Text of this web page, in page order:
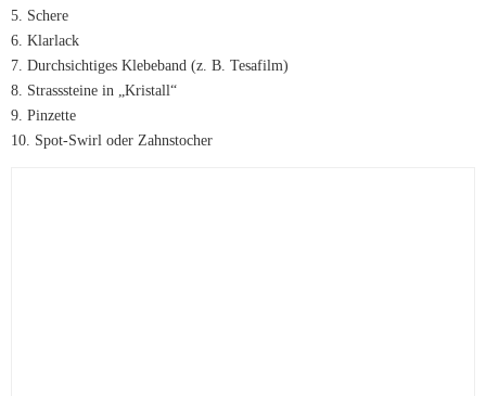
5. Schere
6. Klarlack
7. Durchsichtiges Klebeband (z. B. Tesafilm)
8. Strasssteine in „Kristall“
9. Pinzette
10. Spot-Swirl oder Zahnstocher